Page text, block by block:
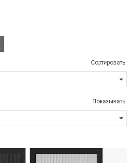
Сортировать:
Показывать: